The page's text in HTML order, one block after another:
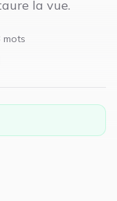
la vue.
mots